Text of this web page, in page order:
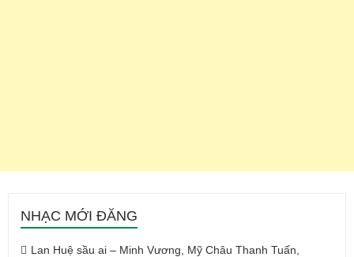
NHẠC MỚI ĐĂNG
Lan Huệ sầu ai – Minh Vương, Mỹ Châu Thanh Tuấn,